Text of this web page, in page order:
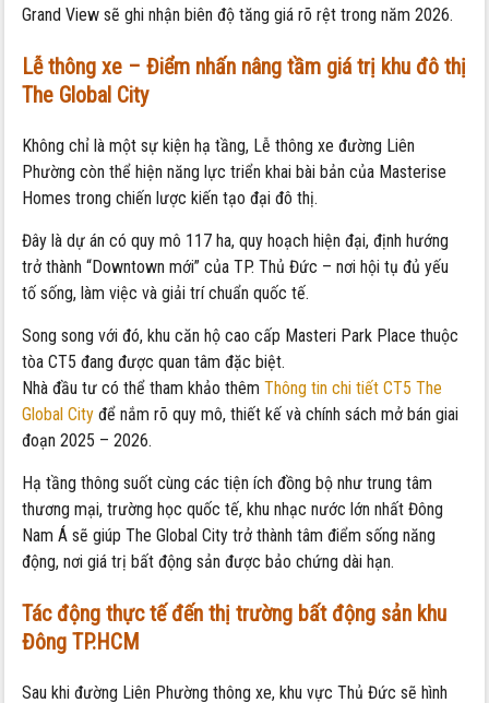
Grand View sẽ ghi nhận biên độ tăng giá rõ rệt trong năm 2026.
Lễ thông xe – Điểm nhấn nâng tầm giá trị khu đô thị
The Global City
Không chỉ là một sự kiện hạ tầng, Lễ thông xe đường Liên
Phường còn thể hiện năng lực triển khai bài bản của Masterise
Homes trong chiến lược kiến tạo đại đô thị.
Đây là dự án có quy mô 117 ha, quy hoạch hiện đại, định hướng
trở thành “Downtown mới” của TP. Thủ Đức – nơi hội tụ đủ yếu
tố sống, làm việc và giải trí chuẩn quốc tế.
Song song với đó, khu căn hộ cao cấp Masteri Park Place thuộc
tòa CT5 đang được quan tâm đặc biệt.
Nhà đầu tư có thể tham khảo thêmThông tin chi tiết CT5 The
Global City để nắm rõ quy mô, thiết kế và chính sách mở bán giai
đoạn 2025 – 2026.
Hạ tầng thông suốt cùng các tiện ích đồng bộ như trung tâm
thương mại, trường học quốc tế, khu nhạc nước lớn nhất Đông
Nam Á sẽ giúp The Global City trở thành tâm điểm sống năng
động, nơi giá trị bất động sản được bảo chứng dài hạn.
Tác động thực tế đến thị trường bất động sản khu
Đông TP.HCM
Sau khi đường Liên Phường thông xe, khu vực Thủ Đức sẽ hình